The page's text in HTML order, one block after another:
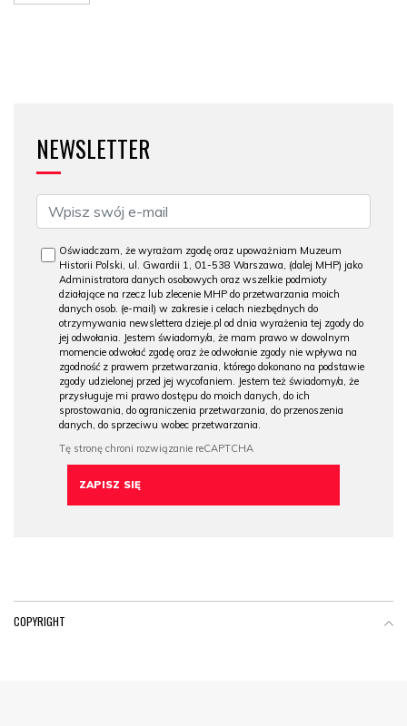
NEWSLETTER
Oświadczam, że wyrażam zgodę oraz upoważniam Muzeum
Historii Polski, ul. Gwardii 1, 01-538 Warszawa, (dalej MHP) jako
Administratora danych osobowych oraz wszelkie podmioty
działające na rzecz lub zlecenie MHP do przetwarzania moich
danych osob. (e-mail) w zakresie i celach niezbędnych do
otrzymywania newslettera dzieje.pl od dnia wyrażenia tej zgody do
jej odwołania. Jestem świadomy/a, że mam prawo w dowolnym
momencie odwołać zgodę oraz że odwołanie zgody nie wpływa na
zgodność z prawem przetwarzania, którego dokonano na podstawie
zgody udzielonej przed jej wycofaniem. Jestem też świadomy/a, że
przysługuje mi prawo dostępu do moich danych, do ich
sprostowania, do ograniczenia przetwarzania, do przenoszenia
danych, do sprzeciwu wobec przetwarzania.
COPYRIGHT